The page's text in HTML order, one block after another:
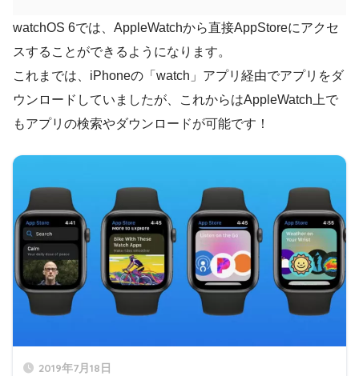
watchOS 6では、AppleWatchから直接AppStoreにアクセ
スすることができるようになります。
これまでは、iPhoneの「watch」アプリ経由でアプリをダ
ウンロードしていましたが、これからはAppleWatch上で
もアプリの検索やダウンロードが可能です！
2019年7月18日